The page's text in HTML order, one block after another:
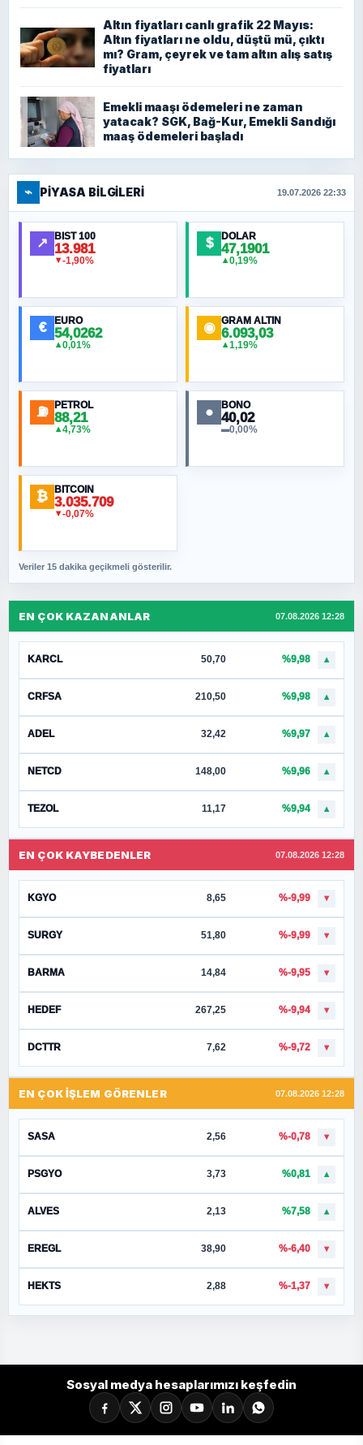
Altın fiyatları canlı grafik 22 Mayıs:
Altın fiyatları ne oldu, düştü mü, çıktı
mı? Gram, çeyrek ve tam altın alış satış
fiyatları
Emekli maaşı ödemeleri ne zaman
yatacak? SGK, Bağ-Kur, Emekli Sandığı
maaş ödemeleri başladı
⌁ PIYASA BILGILERI 19.07.2026 22:33
↗ BIST 100
13.981
▼-1,90%
$ DOLAR
47,1901
▲0,19%
€ EURO
54,0262
▲0,01%
◉ GRAM ALTIN
6.093,03
▲1,19%
⛽ PETROL
88,21
▲4,73%
● BONO
40,02
▬0,00%
₿ BITCOIN
3.035.709
▼-0,07%
Veriler 15 dakika geçikmeli gösterilir.
EN ÇOK KAZANANLAR 07.08.2026 12:28
KARCL 50,70 %9,98 ▲
CRFSA 210,50 %9,98 ▲
ADEL 32,42 %9,97 ▲
NETCD 148,00 %9,96 ▲
TEZOL 11,17 %9,94 ▲
EN ÇOK KAYBEDENLER 07.08.2026 12:28
KGYO 8,65 %-9,99 ▼
SURGY 51,80 %-9,99 ▼
BARMA 14,84 %-9,95 ▼
HEDEF 267,25 %-9,94 ▼
DCTTR 7,62 %-9,72 ▼
EN ÇOK İŞLEM GÖRENLER 07.08.2026 12:28
SASA 2,56 %-0,78 ▼
PSGYO 3,73 %0,81 ▲
ALVES 2,13 %7,58 ▲
EREGL 38,90 %-6,40 ▼
HEKTS 2,88 %-1,37 ▼
Sosyal medya hesaplarımızı keşfedin